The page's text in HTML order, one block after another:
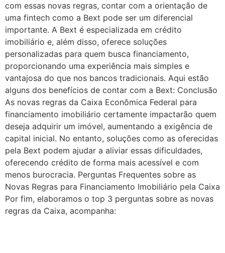
com essas novas regras, contar com a orientação de
uma fintech como a Bext pode ser um diferencial
importante. A Bext é especializada em crédito
imobiliário e, além disso, oferece soluções
personalizadas para quem busca financiamento,
proporcionando uma experiência mais simples e
vantajosa do que nos bancos tradicionais. Aqui estão
alguns dos benefícios de contar com a Bext: Conclusão
As novas regras da Caixa Econômica Federal para
financiamento imobiliário certamente impactarão quem
deseja adquirir um imóvel, aumentando a exigência de
capital inicial. No entanto, soluções como as oferecidas
pela Bext podem ajudar a aliviar essas dificuldades,
oferecendo crédito de forma mais acessível e com
menos burocracia. Perguntas Frequentes sobre as
Novas Regras para Financiamento Imobiliário pela Caixa
Por fim, elaboramos o top 3 perguntas sobre as novas
regras da Caixa, acompanha: